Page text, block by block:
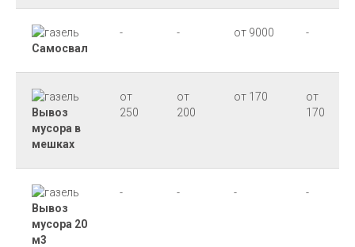
Самосвал
- - от 9000 -
Вывоз
мусора в
мешках
от
250
от
200
от 170
от
170
Вывоз
мусора 20
м3
- - - -